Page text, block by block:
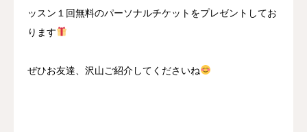
ッスン１回無料のパーソナルチケットをプレゼントしてお
ります
ぜひお友達、沢山ご紹介してくださいね